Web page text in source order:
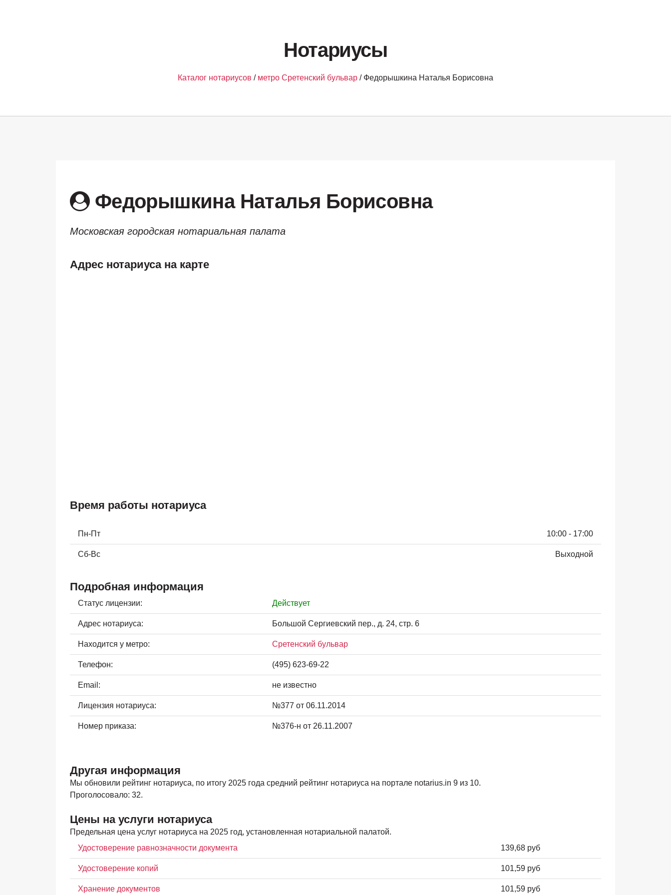
Нотариусы
Каталог нотариусов / метро Сретенский бульвар / Федорышкина Наталья Борисовна
Федорышкина Наталья Борисовна
Московская городская нотариальная палата
Адрес нотариуса на карте
Время работы нотариуса
Пн-Пт 10:00 - 17:00
Сб-Вс Выходной
Подробная информация
Статус лицензии: Действует
Адрес нотариуса: Большой Сергиевский пер., д. 24, стр. 6
Находится у метро: Сретенский бульвар
Телефон: (495) 623-69-22
Email: не известно
Лицензия нотариуса: №377 от 06.11.2014
Номер приказа: №376-н от 26.11.2007
Другая информация
Мы обновили рейтинг нотариуса, по итогу 2025 года средний рейтинг нотариуса на портале notarius.in 9 из 10.
Проголосовало: 32.
Цены на услуги нотариуса
Предельная цена услуг нотариуса на 2025 год, установленная нотариальной палатой.
Удостоверение равнозначности документа
139,68 руб
Удостоверение копий 101,59 руб
Хранение документов 101,59 руб